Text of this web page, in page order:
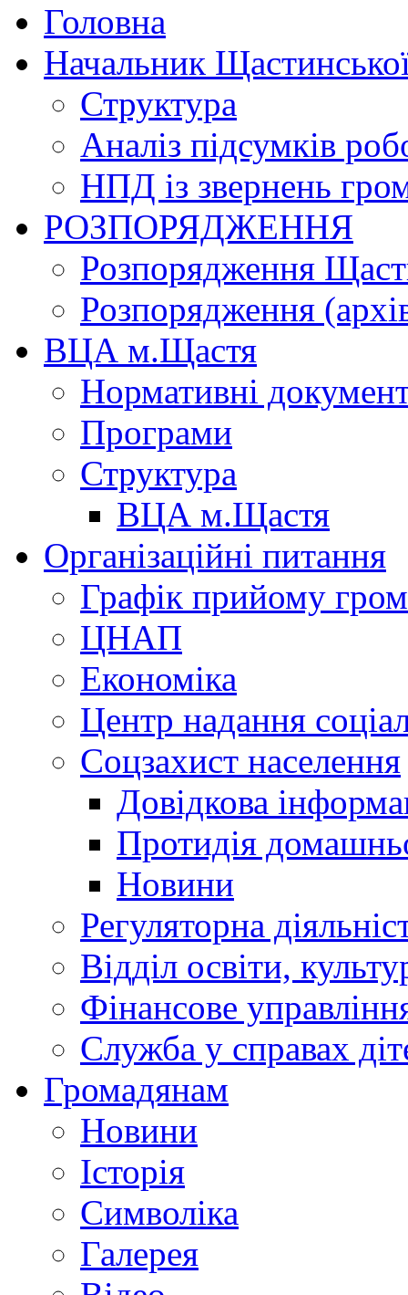
Головна
Начальник
Структура
Аналіз підсумків
НПД із звернень
РОЗПОРЯДЖЕННЯ
Розпорядження
Розпорядження
ВЦА м.Щастя
Нормативні
Програми
Структура
ВЦА м.Щастя
Організаційні питання
Графік прийому
ЦНАП
Економіка
Центр надання
Соцзахист населення
Довідкова
Протидія
Новини
Регуляторна
Відділ освіти,
Фінансове
Служба у справах
Громадянам
Новини
Історія
Символіка
Галерея